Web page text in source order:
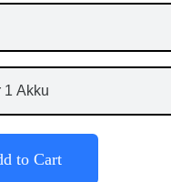
to Cart